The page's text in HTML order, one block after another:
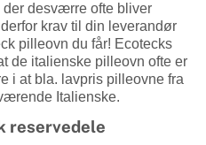
der desværre ofte bliver
krav til din leverandør
pilleovn du får! Ecotecks
de italienske pilleovn ofte er
i at bla. lavpris pilleovne fra
Italienske.
reservedele